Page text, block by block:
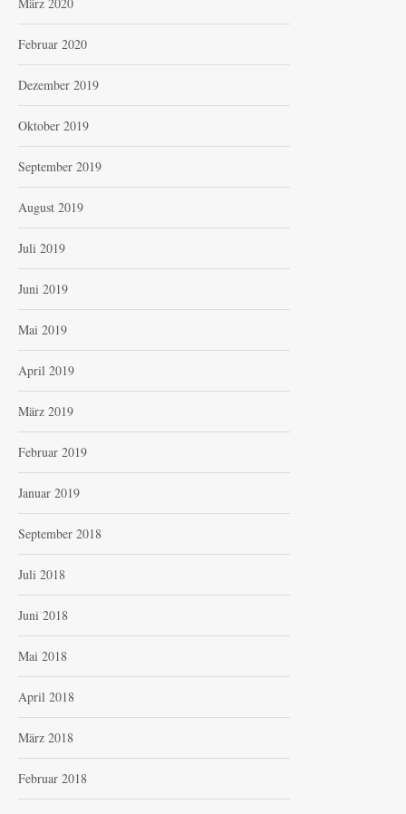
Februar 2020
Dezember 2019
Oktober 2019
September 2019
August 2019
Juli 2019
Juni 2019
Mai 2019
April 2019
März 2019
Februar 2019
Januar 2019
September 2018
Juli 2018
Juni 2018
Mai 2018
April 2018
März 2018
Februar 2018